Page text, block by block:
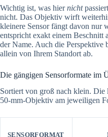
Wichtig ist, was hiernicht
nicht. Das Objektiv wirft
kleinere Sensor fängt davon nur
entspricht exakt einem Beschnitt
der Name. Auch die Perspektive
allein von Ihrem Standort ab.
Die gängigen Sensorformate im
Sortiert von groß nach klein. Die
50-mm-Objektiv am jeweiligen
SENSORFORMAT